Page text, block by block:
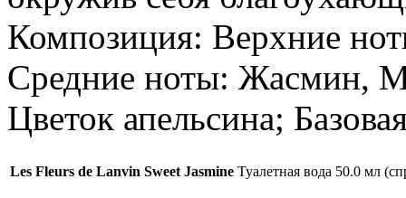
Композиция: Верхние
Средние ноты: Жасмин,
Цветок апельсина;
Les Fleurs de Lanvin Sweet Jasmine Туалетная вода 50.0 мл